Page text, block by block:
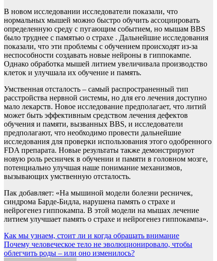
В новом исследовании исследователи показали, что
нормальных мышей можно быстро обучить ассоциировать
определенную среду с пугающим событием, но мышам BBS
было труднее с памятью о страхе . Дальнейшие исследования
показали, что эти проблемы с обучением происходят из-за
неспособности создавать новые нейроны в гиппокампе.
Однако обработка мышей литием увеличивала производство
клеток и улучшала их обучение и память.
Умственная отсталость – самый распространенный тип
расстройства нервной системы, но для его лечения доступно
мало лекарств. Новое исследование предполагает, что литий
может быть эффективным средством лечения дефектов
обучения и памяти, вызванных BBS, и исследователи
предполагают, что необходимо провести дальнейшие
исследования для проверки использования этого одобренного
FDA препарата. Новые результаты также демонстрируют
новую роль ресничек в обучении и памяти в головном мозге,
потенциально улучшая наше понимание механизмов,
вызывающих умственную отсталость.
Пак добавляет: «На мышиной модели болезни ресничек,
синдрома Барде-Бидла, нарушена память о страхе и
нейрогенез гиппокампа. В этой модели на мышах лечение
литием улучшает память о страхе и нейрогенез гиппокампа».
Навигация
по
Как мы узнаем, стоит ли и когда обращать внимание
Почему человеческое тело не эволюционировало, чтобы
облегчить роды – или оно изменилось?